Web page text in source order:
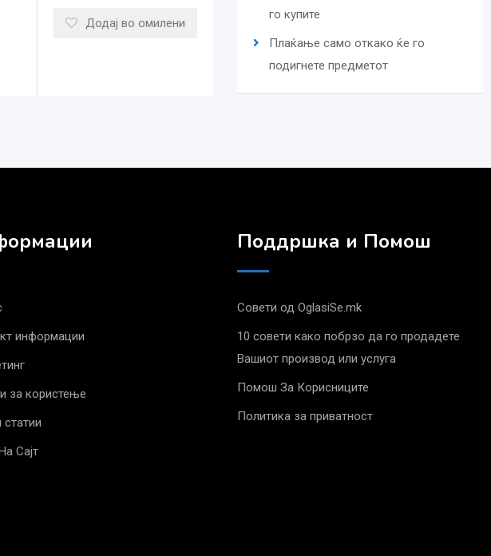
Додај во омилени
го купите
Плаќање само откако ќе го
подигнете предметот
информации
за користење
статии
Сајт
Поддршка и Помош
Совети од OglasiSe.mk
10 совети како побрзо да го продадете
Вашиот производ или услуга
Помош За Корисниците
Политика за приватност